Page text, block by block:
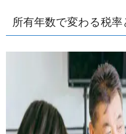
所有年数で変わる税率